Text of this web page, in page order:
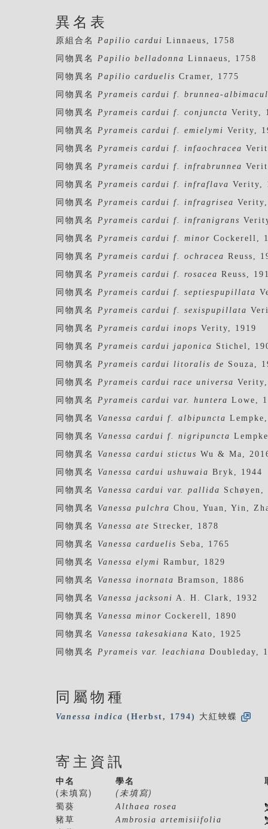
異名表
原組合名 Papilio cardui Linnaeus, 1758
同物異名 Papilio belladonna Linnaeus, 1758
同物異名 Papilio carduelis Cramer, 1775
同物異名 Pyrameis cardui f. brunnea-
同物異名 Pyrameis cardui f. conjuncta Verity,
同物異名 Pyrameis cardui f. emielymi Verity,
同物異名 Pyrameis cardui f. infaochracea
同物異名 Pyrameis cardui f. infrabrunnea
同物異名 Pyrameis cardui f. infraflava Verity,
同物異名 Pyrameis cardui f. infragrisea
同物異名 Pyrameis cardui f. infranigrans
同物異名 Pyrameis cardui f. minor Cockerell,
同物異名 Pyrameis cardui f. ochracea Reuss,
同物異名 Pyrameis cardui f. rosacea Reuss,
同物異名 Pyrameis cardui f. septiespupillata
同物異名 Pyrameis cardui f. sexispupillata
同物異名 Pyrameis cardui inops Verity, 1919
同物異名 Pyrameis cardui japonica Stichel,
同物異名 Pyrameis cardui litoralis de Souza,
同物異名 Pyrameis cardui race universa
同物異名 Pyrameis cardui var. huntera Lowe,
同物異名 Vanessa cardui f. albipuncta
同物異名 Vanessa cardui f. nigripuncta
同物異名 Vanessa cardui stictus Wu & Ma,
同物異名 Vanessa cardui ushuwaia Bryk, 1944
同物異名 Vanessa cardui var. pallida Schøyen,
同物異名 Vanessa pulchra Chou, Yuan, Yin,
同物異名 Vanessa ate Strecker, 1878
同物異名 Vanessa carduelis Seba, 1765
同物異名 Vanessa elymi Rambur, 1829
同物異名 Vanessa inornata Bramson, 1886
同物異名 Vanessa jacksoni A. H. Clark, 1932
同物異名 Vanessa minor Cockerell, 1890
同物異名 Vanessa takesakiana Kato, 1925
同物異名 Pyrameis var. leachiana Doubleday,
同屬物種
Vanessa indica (Herbst, 1794) 大紅蛺蝶
寄主資訊
中名 學名
(未填寫)
(未填寫)
蜀葵
Althaea rosea
豬草
Ambrosia artemisiifolia